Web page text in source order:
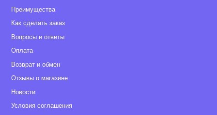
Преимущества
Как сделать заказ
Вопросы и ответы
Оплата
Возврат и обмен
Отзывы о магазине
Новости
Условия соглашения